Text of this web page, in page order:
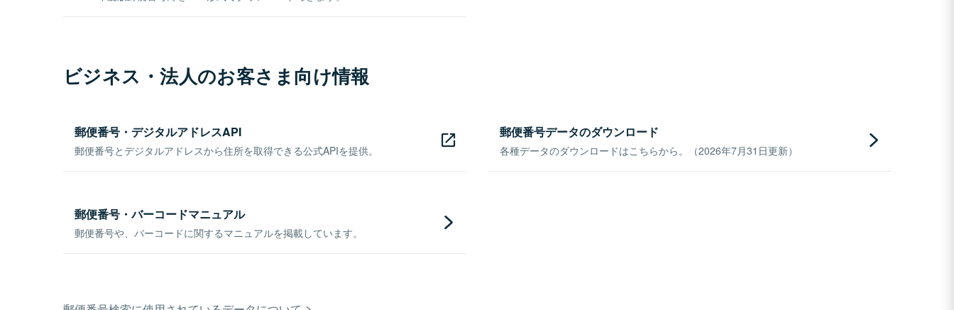
ビジネス・法人のお客さま向け情報
郵便番号・デジタルアドレスAPI
郵便番号とデジタルアドレスから住所を取得できる公式APIを提供。
郵便番号データのダウンロード
各種データのダウンロードはこちらから。（2026年7月31日更新）
郵便番号・バーコードマニュアル
郵便番号や、バーコードに関するマニュアルを掲載しています。